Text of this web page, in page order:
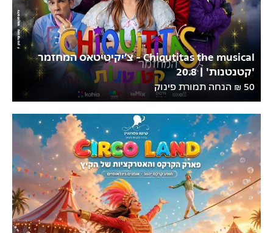
Chiqutitas the musical - צ’יקיטיטאס המחזמר
'קטנטנות' | 20.8
50 ₪ הנחה תמורת פינוק